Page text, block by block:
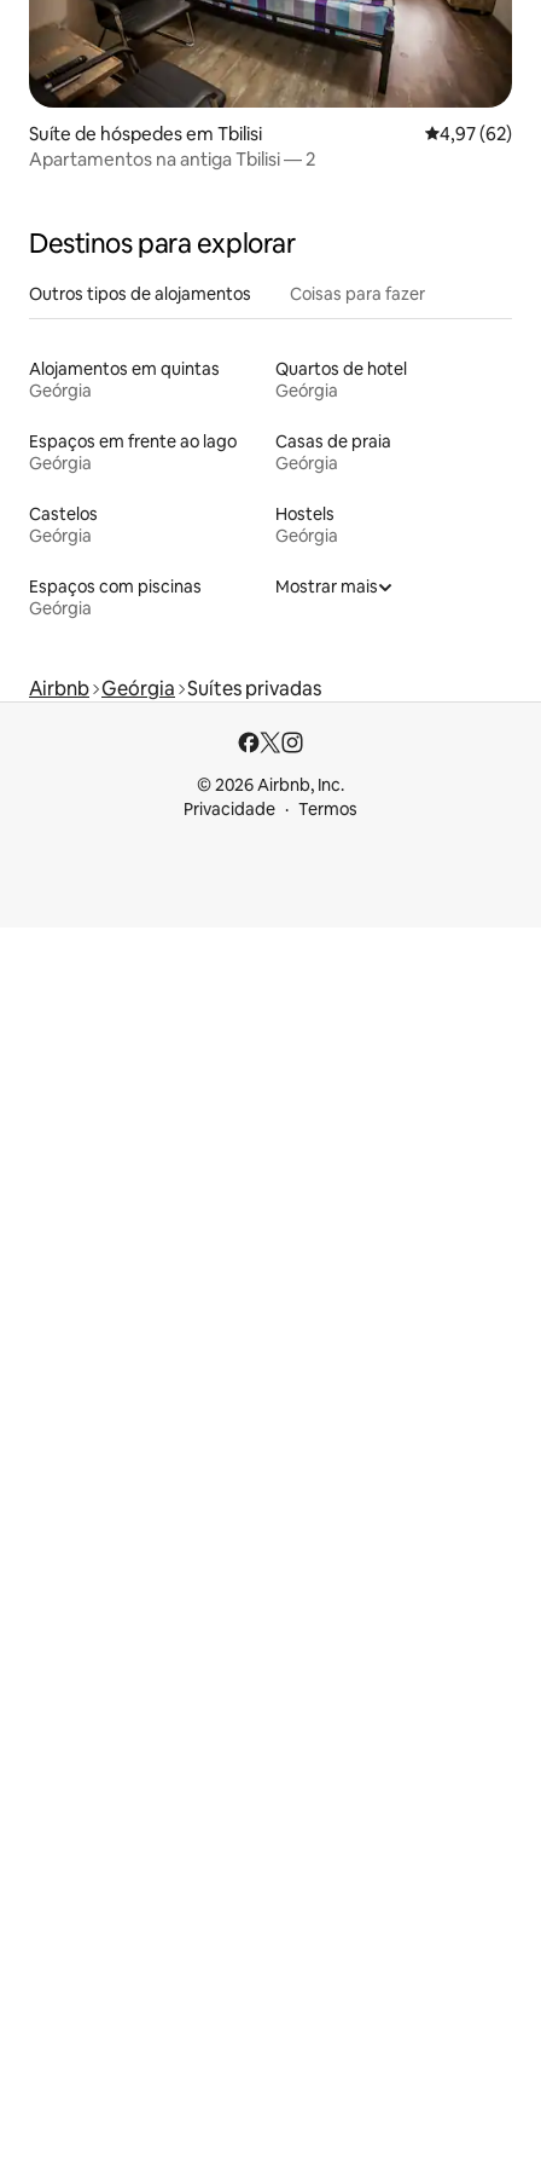
Suíte de hóspedes em Tbilisi Classificação
4,97 (62)
Apartamentos na antiga Tbilisi — 2
Destinos para explorar
Outros tipos de alojamentos Coisas para fazer
Alojamentos em quintas
Geórgia
Quartos de hotel
Geórgia
Espaços em frente ao lago
Geórgia
Casas de praia
Geórgia
Castelos
Geórgia
Hostels
Geórgia
Espaços com piscinas
Geórgia
Mostrar mais
Airbnb Geórgia Suítes privadas
© 2026 Airbnb, Inc.
Privacidade
Termos